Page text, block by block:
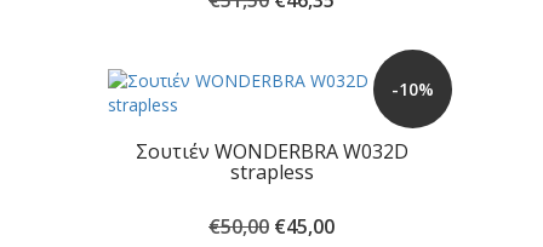
€51,50. είναι:
€46,35.
-10%
Σουτιέν WONDERBRA W032D
strapless
€50,00 Original
€45,00Η